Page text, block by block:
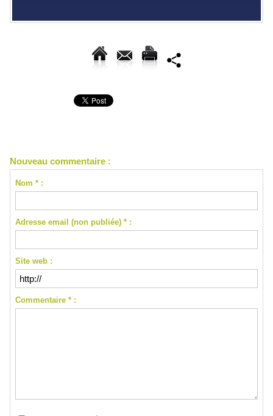
Nouveau commentaire :
Nom * :
Adresse email (non publiée) * :
Site web :
Commentaire * :